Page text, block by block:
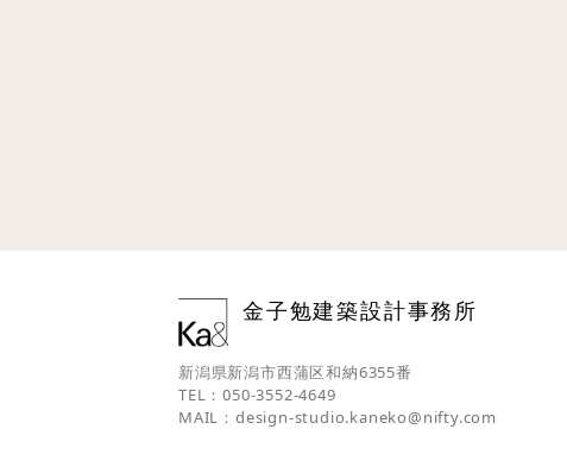
金子勉建築設計事務所
新潟県新潟市西蒲区和納6355番
TEL：050-3552-4649
MAIL： design-studio.kaneko@nifty.com